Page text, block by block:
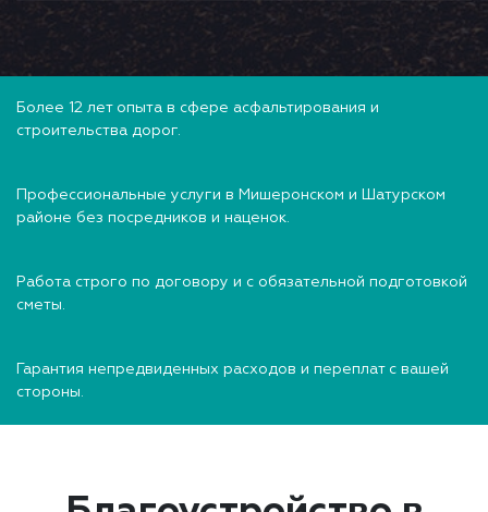
Более 12 лет опыта в сфере асфальтирования и
строительства дорог.
Профессиональные услуги в Мишеронском и Шатурском
районе без посредников и наценок.
Работа строго по договору и с обязательной подготовкой
сметы.
Гарантия непредвиденных расходов и переплат с вашей
стороны.